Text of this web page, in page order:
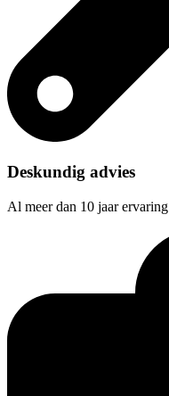
Deskundig advies
Al meer dan 10 jaar ervaring